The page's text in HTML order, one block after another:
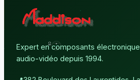
Expert en composants
audio-vidéo depuis 1994.